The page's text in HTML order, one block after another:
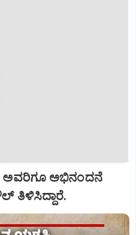
ಅವರಿಗೂ ಅಭಿನಂದನೆ
ತಿಳಿಸಿದ್ದಾರೆ.